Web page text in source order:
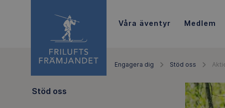
Våra äventyr Medlem
Engagera dig Stöd oss
Stöd oss